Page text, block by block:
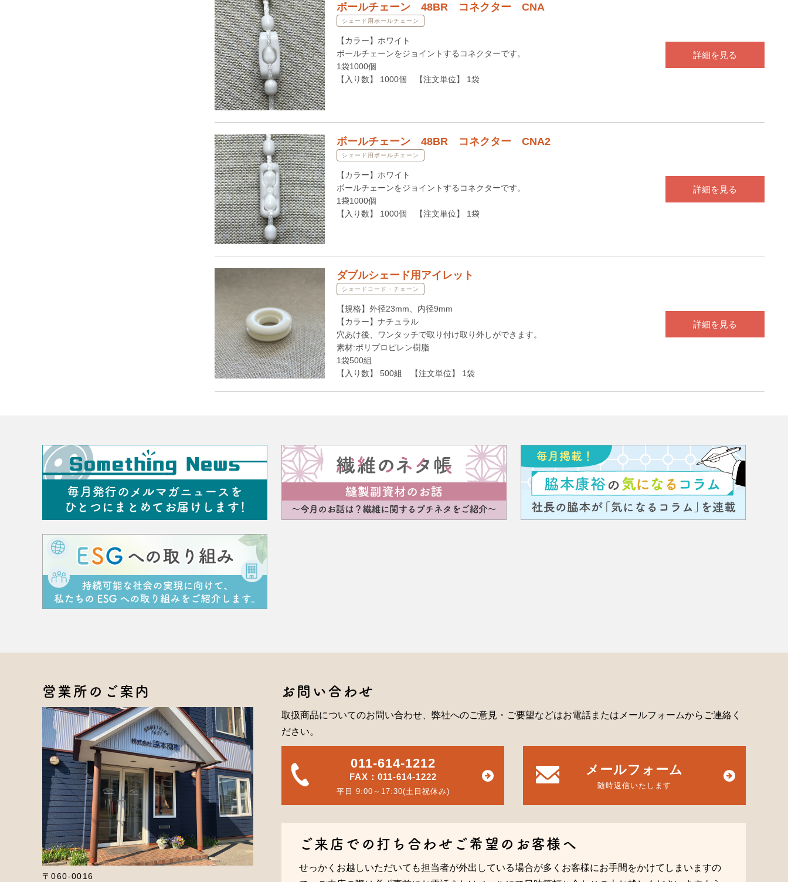
ボールチェーン 48BR コネクター CNA
シェード用ボールチェーン
【カラー】ホワイト
ボールチェーンをジョイントするコネクターです。
1袋1000個
【入り数】 1000個 【注文単位】 1袋
詳細を見る
ボールチェーン 48BR コネクター CNA2
シェード用ボールチェーン
【カラー】ホワイト
ボールチェーンをジョイントするコネクターです。
1袋1000個
【入り数】 1000個 【注文単位】 1袋
詳細を見る
ダブルシェード用アイレット
シェードコード・チェーン
【規格】外径23mm、内径9mm
【カラー】ナチュラル
穴あけ後、ワンタッチで取り付け取り外しができます。
素材:ポリプロピレン樹脂
1袋500組
【入り数】 500組 【注文単位】 1袋
詳細を見る
営業所のご案内
〒060-0016
お問い合わせ
取扱商品についてのお問い合わせ、弊社へのご意見・ご要望などはお電話またはメールフォームからご連絡く
ださい。
011-614-1212
FAX：011-614-1222
平日 9:00～17:30(土日祝休み)
メールフォーム
随時返信いたします
ご来店での打ち合わせご希望のお客様へ
せっかくお越しいただいても担当者が外出している場合が多くお客様にお手間をかけてしまいますの